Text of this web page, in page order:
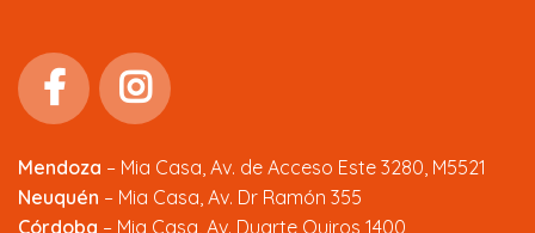
Mendoza – Mia Casa, Av. de Acceso Este 3280, M5521
Neuquén – Mia Casa, Av. Dr Ramón 355
Córdoba – Mia Casa, Av. Duarte Quiros 1400